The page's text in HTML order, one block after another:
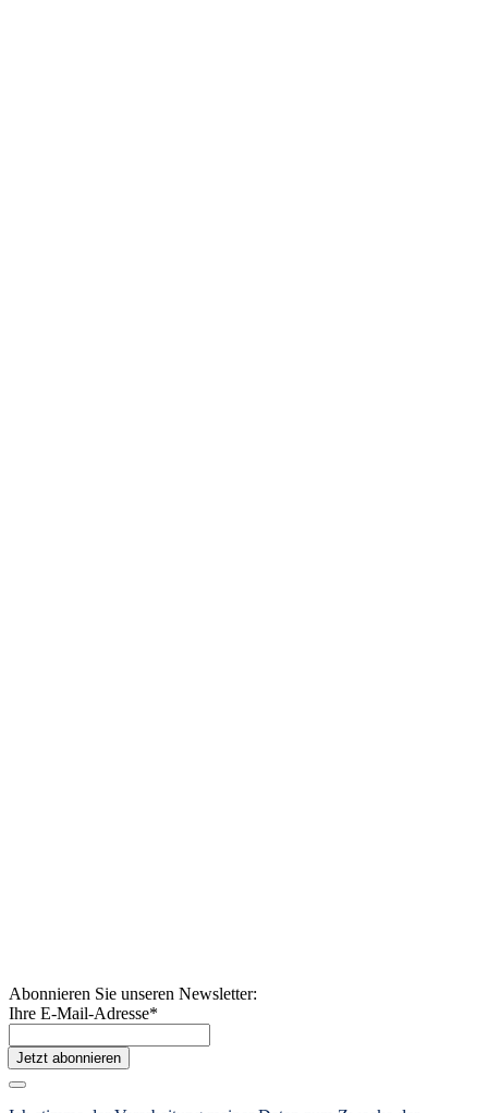
Abonnieren Sie unseren Newsletter:
Ihre E-Mail-Adresse*
Jetzt abonnieren